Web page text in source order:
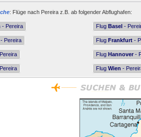
: Flüge nach Pereira z.B. ab folgender Abflughafen:
- Pereira Flug Basel -
- Pereira Flug Frankfurt -
Flug Hannover -
Flug Wien -